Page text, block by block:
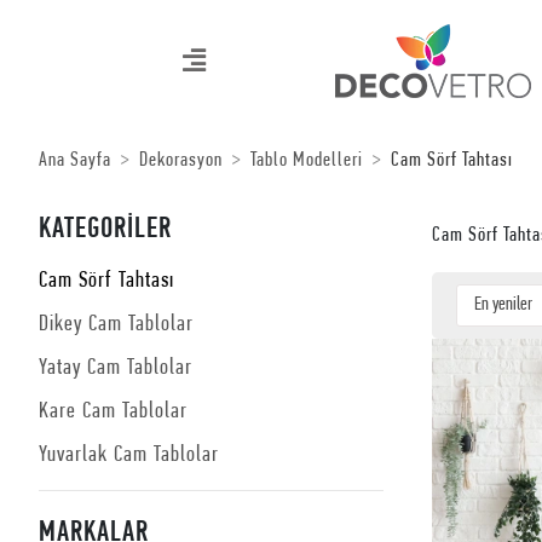
Ana Sayfa Dekorasyon Tablo Modelleri Cam Sörf Tahtası
KATEGORİLER
Cam Sörf Tahtası
Dikey Cam Tablolar
Yatay Cam Tablolar
Kare Cam Tablolar
Yuvarlak Cam Tablolar
MARKALAR
Cam Sörf